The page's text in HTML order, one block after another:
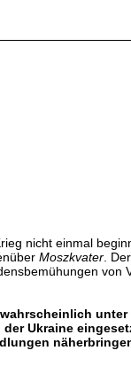
nicht einmal
Moszkvater .
von
Ukraine